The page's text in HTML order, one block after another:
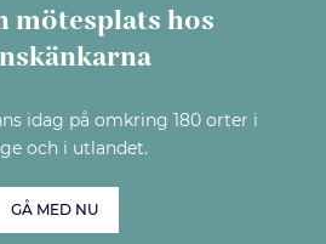
mötesplats hos
idag på omkring 180 orter i
och i utlandet.
GÅ MED NU